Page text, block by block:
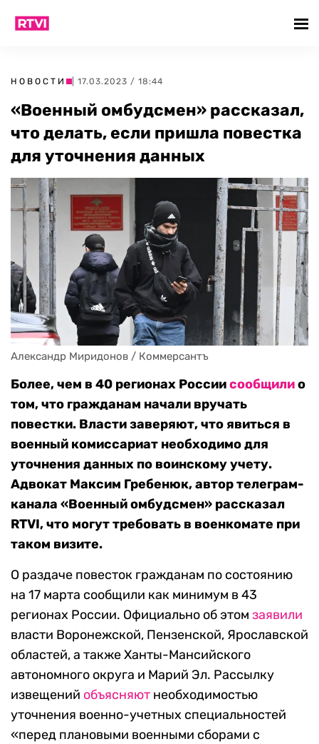
НОВОСТИ | 17.03.2023 / 18:44
«Военный омбудсмен» рассказал,
что делать, если пришла повестка
для уточнения данных
Александр Миридонов / Коммерсантъ
Более, чем в 40 регионах Россиисообщилио
том, что гражданам начали вручать
повестки. Власти заверяют, что явиться в
военный комиссариат необходимо для
уточнения данных по воинскому учету.
Адвокат Максим Гребенюк, автор телеграм-
канала «Военный омбудсмен» рассказал
RTVI, что могут требовать в военкомате при
таком визите.
О раздаче повесток гражданам по состоянию
на 17 марта сообщили как минимум в 43
регионах России. Официально об этом заявили
власти Воронежской, Пензенской, Ярославской
областей, а также Ханты-Мансийского
автономного округа и Марий Эл. Рассылку
извещений объясняют необходимостью
уточнения военно-учетных специальностей
«перед плановыми военными сборами с